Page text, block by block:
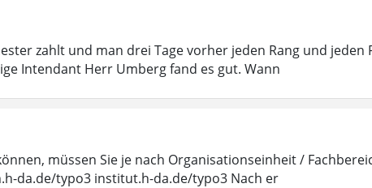
zahlt und man drei Tage vorher jeden Rang und jeden
Intendant Herr Umberg fand es gut. Wann
müssen Sie je nach Organisationseinheit /
da.de/typo3 institut.h-da.de/typo3 Nach er